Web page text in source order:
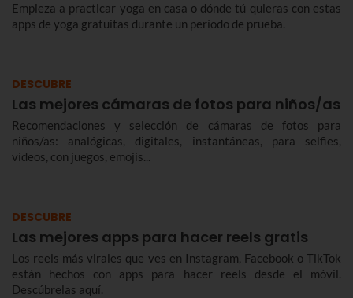
Empieza a practicar yoga en casa o dónde tú quieras con estas
apps de yoga gratuitas durante un período de prueba.
DESCUBRE
Las mejores cámaras de fotos para niños/as
Recomendaciones y selección de cámaras de fotos para
niños/as: analógicas, digitales, instantáneas, para selfies,
vídeos, con juegos, emojis...
DESCUBRE
Las mejores apps para hacer reels gratis
Los reels más virales que ves en Instagram, Facebook o TikTok
están hechos con apps para hacer reels desde el móvil.
Descúbrelas aquí.